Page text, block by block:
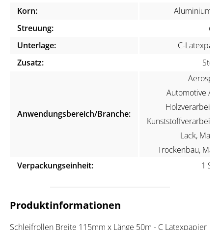
Korn:
Streuung:
Unterlage:
C-
Zusatz:
Anwendungsbereich/Branche:
Automotive /
Lack,
Trockenbau,
Verpackungseinheit:
1
Produktinformationen
Schleifrollen Breite 115mm x Länge 50m - C Latexpapier